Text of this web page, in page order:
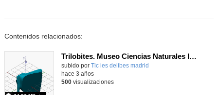
Contenidos relacionados:
Trilobites. Museo Ciencias Naturales IES Miguel Delibes
Contenido educativo.
subido por Tic ies delibes madrid
hace 3 años
500visualizaciones